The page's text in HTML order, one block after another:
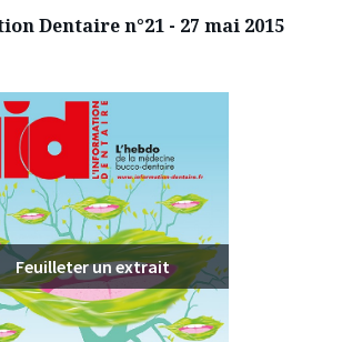
Feuilleter un extrait
Dentaire n°21 - 27 mai 2015